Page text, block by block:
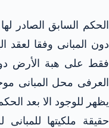
الحكم السابق الصادر
دون المبانى وفقا لعقد
فقط على هبة الأرض
العرفى محل المبانى
يظهر للوجود الا بعد
حقيقة ملكيتها